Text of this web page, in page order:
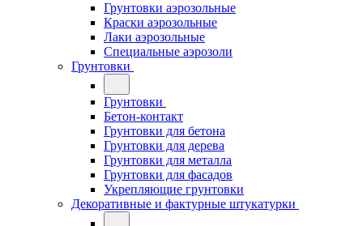
Грунтовки аэрозольные
Краски аэрозольные
Лаки аэрозольные
Специальные аэрозоли
Грунтовки
Грунтовки
Бетон-контакт
Грунтовки для бетона
Грунтовки для дерева
Грунтовки для металла
Грунтовки для фасадов
Укрепляющие грунтовки
Декоративные и фактурные штукатурки